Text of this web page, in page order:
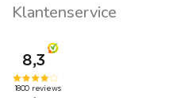
Klantenservice